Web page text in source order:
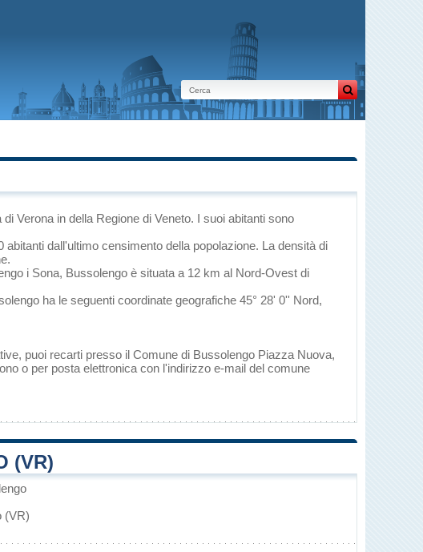
di Verona in della Regione di Veneto. I suoi abitanti sono
dall'ultimo censimento della popolazione. La densità di
i Sona, Bussolengo è situata a 12 km al Nord-Ovest di
ha le seguenti coordinate geografiche 45° 28' 0'' Nord,
puoi recarti presso il Comune di Bussolengo Piazza Nuova,
o per posta elettronica con l'indirizzo e-mail del comune
(VR)
(VR)